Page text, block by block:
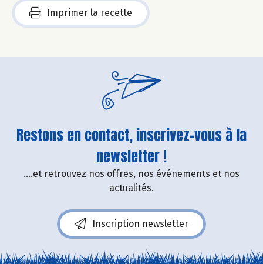
Imprimer la recette
Restons en contact, inscrivez-vous à la
newsletter !
....et retrouvez nos offres, nos événements et nos
actualités.
Inscription newsletter